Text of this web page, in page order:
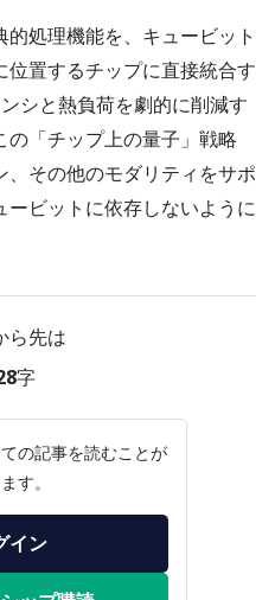
処理機能を、キュービット
置するチップに直接統合す
シと熱負荷を劇的に削減す
の「チップ上の量子」戦略
、その他のモダリティをサポ
ビットに依存しないように
ら先は
字
の記事を読むことが
す。
イン